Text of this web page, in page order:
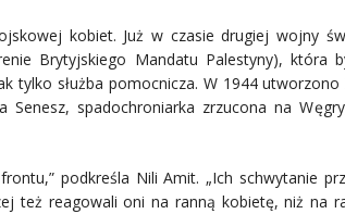
kobiet. Już w czasie drugiej wojny
Brytyjskiego Mandatu Palestyny), która
tylko służba pomocnicza. W 1944
Senesz, spadochroniarka zrzucona na
podkreśla Nili Amit. „Ich schwytanie
też reagowali oni na ranną kobietę, niż na